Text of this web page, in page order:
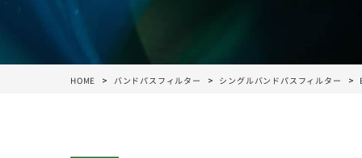
HOME バンドパスフィルター シングルバンドパスフィルター